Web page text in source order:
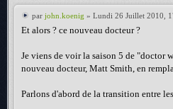
par john.koenig » Lundi 26 Juillet 2010,
Et alors ? ce nouveau docteur ?
Je viens de voir la saison 5 de "doctor
nouveau docteur, Matt Smith, en
Parlons d'abord de la transition entre